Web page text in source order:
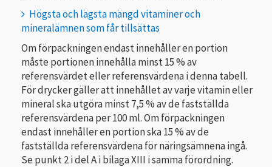
Högsta och lägsta mängd vitaminer och
mineralämnen som får tillsättas
Om förpackningen endast innehåller en portion
måste portionen innehålla minst 15 % av
referensvärdet eller referensvärdena i denna tabell.
För drycker gäller att innehållet av varje vitamin eller
mineral ska utgöra minst 7,5 % av de fastställda
referensvärdena per 100 ml. Om förpackningen
endast innehåller en portion ska 15 % av de
fastställda referensvärdena för näringsämnena ingå.
Se punkt 2 i del A i bilaga XIII i samma förordning.